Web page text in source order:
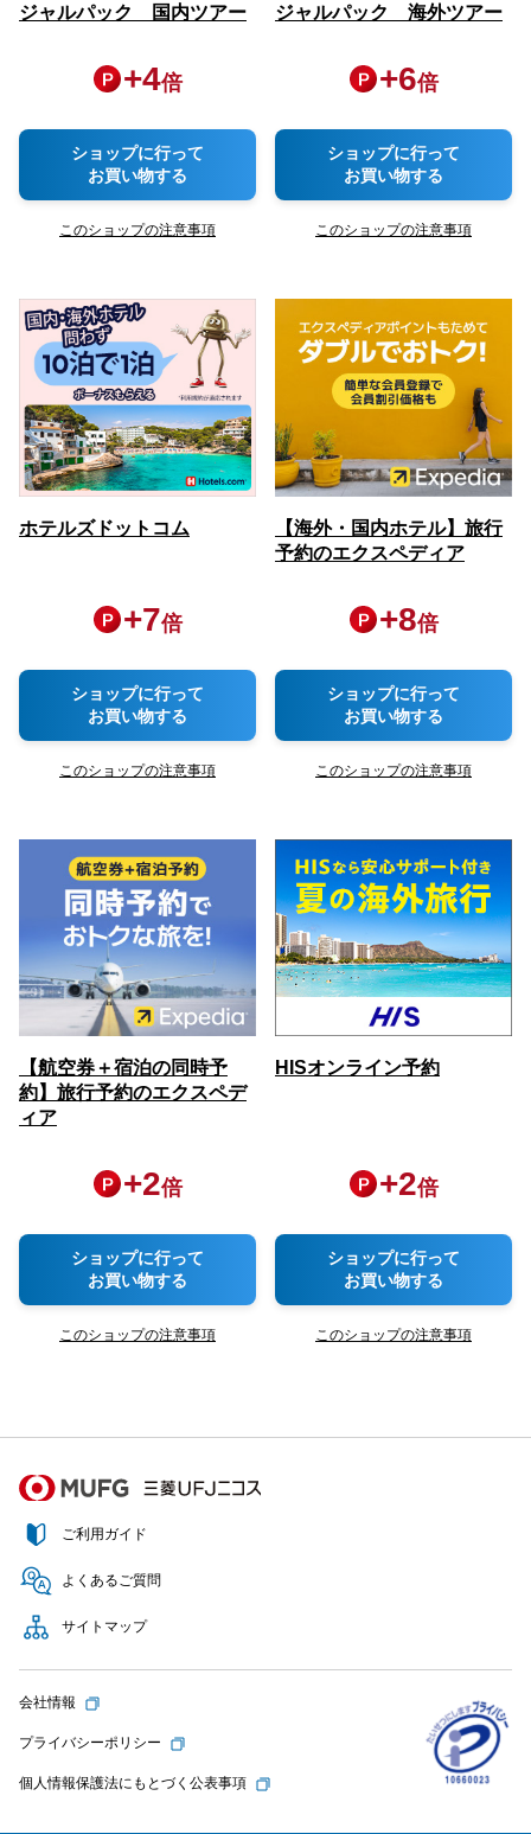
ジャルパック 国内ツアー
+4倍
ショップに行って
お買い物する
このショップの注意事項
ジャルパック 海外ツアー
+6倍
ショップに行って
お買い物する
このショップの注意事項
ホテルズドットコム
+7倍
ショップに行って
お買い物する
このショップの注意事項
【海外・国内ホテル】旅行
予約のエクスペディア
+8倍
ショップに行って
お買い物する
このショップの注意事項
【航空券＋宿泊の同時予
約】旅行予約のエクスペデ
ィア
+2倍
ショップに行って
お買い物する
このショップの注意事項
HISオンライン予約
+2倍
ショップに行って
お買い物する
このショップの注意事項
ご利用ガイド
よくあるご質問
サイトマップ
会社情報
プライバシーポリシー
個人情報保護法にもとづく公表事項